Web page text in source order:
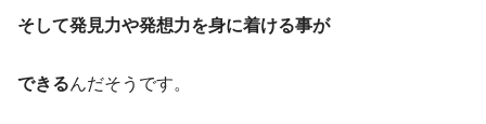
そして発見力や発想力を身に着ける事が
できるんだそうです。